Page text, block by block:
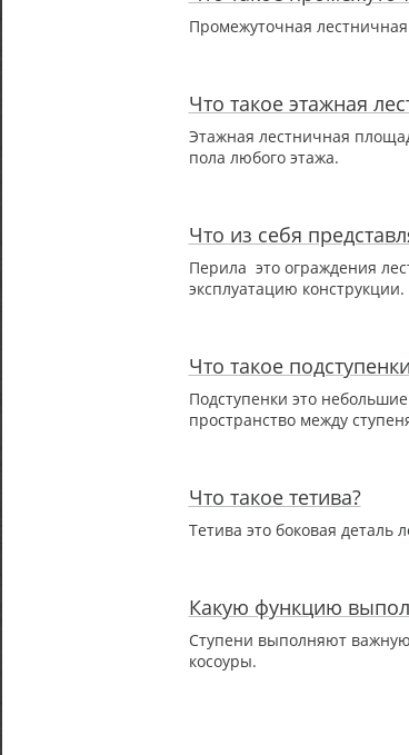
Промежуточная
Что такое этажная
Этажная лестничная
пола любого этажа.
Что из себя
Перила это ограждения
эксплуатацию конструкции.
Что такое
Подступенки это
пространство между
Что такое тетива?
Тетива это боковая деталь
Какую функцию
Ступени выполняют
косоуры.